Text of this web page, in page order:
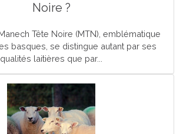
Noire ?
Tête Noire (MTN), emblématique
basques, se distingue autant par ses
qualités laitières que par...